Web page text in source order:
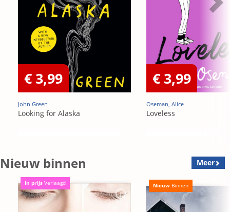
€ 3,99
John Green
Looking for Alaska
€ 3,99
Oseman, Alice
Loveless
Nieuw binnen Meer
In prijs Verlaagd Nieuw Binnen